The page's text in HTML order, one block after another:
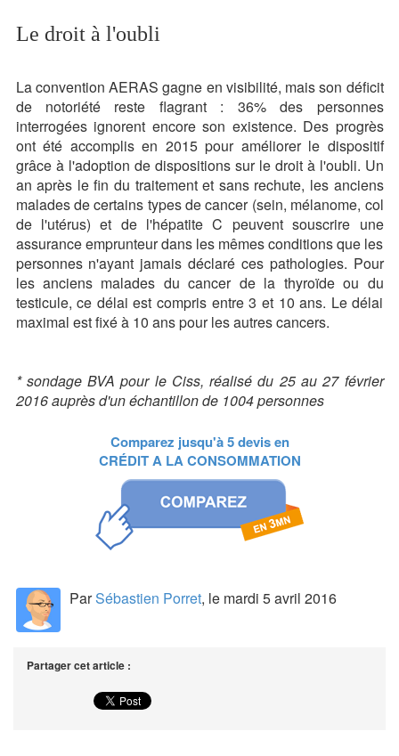
Le droit à l'oubli
La convention AERAS gagne en visibilité, mais son déficit
de notoriété reste flagrant : 36% des personnes
interrogées ignorent encore son existence. Des progrès
ont été accomplis en 2015 pour améliorer le dispositif
grâce à l'adoption de dispositions sur le droit à l'oubli. Un
an après le fin du traitement et sans rechute, les anciens
malades de certains types de cancer (sein, mélanome, col
de l'utérus) et de l'hépatite C peuvent souscrire une
assurance emprunteur dans les mêmes conditions que les
personnes n'ayant jamais déclaré ces pathologies. Pour
les anciens malades du cancer de la thyroïde ou du
testicule, ce délai est compris entre 3 et 10 ans. Le délai
maximal est fixé à 10 ans pour les autres cancers.
* sondage BVA pour le Ciss, réalisé du 25 au 27 février
2016 auprès d'un échantillon de 1004 personnes
Comparez jusqu'à 5 devis en
CRÉDIT A LA CONSOMMATION
ParSébastien Porret, le mardi 5 avril 2016
Partager cet article :